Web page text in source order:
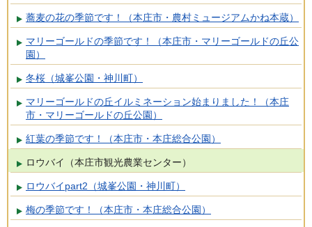
蕎麦の花の季節です！（本庄市・農村ミュージアムかね本蔵）
マリーゴールドの季節です！（本庄市・マリーゴールドの丘公
園）
冬桜（城峯公園・神川町）
マリーゴールドの丘イルミネーション始まりました！（本庄
市・マリーゴールドの丘公園）
紅葉の季節です！（本庄市・本庄総合公園）
ロウバイ（本庄市観光農業センター）
ロウバイpart2（城峯公園・神川町）
梅の季節です！（本庄市・本庄総合公園）